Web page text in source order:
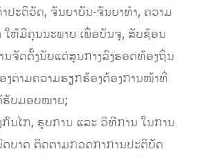
ະຕິວັດ, ຈັນຍາບັນ-ຈັນຍາທຳ, ຄວາມ
ໃຫ້ມີຄຸນນະພາບ ເພື່ອບັນຈຸ, ສັບຊ້ອນ
ນຈັດຕັ້ງນັບແຕ່ສູນກາງລົງຮອດທ້ອງຖິ່ນ
ຕາມຄວາມຮຽກຮ້ອງຕ້ອງການໜ້າທີ່
ຮັບມອບໝາຍ;
ນໄກ, ຮູບການ ແລະ ວິທີການ ໃນການ
ບາດ ຕິດຕາມກວດກາການປະຕິບັດ